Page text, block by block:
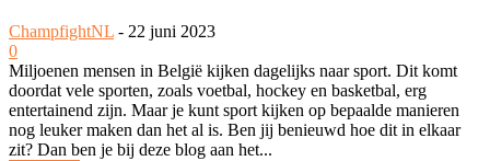
ChampfightNL - 22 juni 2023
0
Miljoenen mensen in België kijken dagelijks naar sport. Dit komt
doordat vele sporten, zoals voetbal, hockey en basketbal, erg
entertainend zijn. Maar je kunt sport kijken op bepaalde manieren
nog leuker maken dan het al is. Ben jij benieuwd hoe dit in elkaar
zit? Dan ben je bij deze blog aan het...